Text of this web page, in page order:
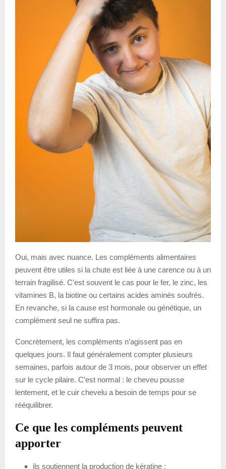
Oui, mais avec nuance. Les compléments alimentaires
peuvent être utiles si la chute est liée à une carence ou à un
terrain fragilisé. C’est souvent le cas pour le fer, le zinc, les
vitamines B, la biotine ou certains acides aminés soufrés.
En revanche, si la cause est hormonale ou génétique, un
complément seul ne suffira pas.
Concrètement, les compléments n’agissent pas en
quelques jours. Il faut généralement compter plusieurs
semaines, parfois autour de 3 mois, pour observer un effet
sur le cycle pilaire. C’est normal : le cheveu pousse
lentement, et le cuir chevelu a besoin de temps pour se
rééquilibrer.
Ce que les compléments peuvent
apporter
ils soutiennent la production de kératine ;